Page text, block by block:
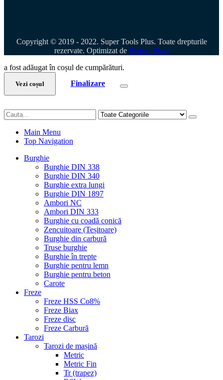
Copyright © 2019 - 2022. Super Tools Plus. Toate drepturile
rezervate. Optimizat de Perfect Pixel
a fost adăugat în coșul de cumpărături.
Vezi coșul Finalizare
Main Menu
Top Navigation
Burghie
Burghie DIN 338
Burghie DIN 340
Burghie extra lungi
Burghie DIN 1897
Ambori NC
Ambori DIN 333
Burghie cu coadă conică
Zencuitoare (Teșitoare)
Burghie din carbură
Truse burghie
Burghie în trepte
Burghie pentru lemn
Burghie pentru beton
Carote
Freze
Freze HSS Co8%
Freze Biax
Freze disc
Freze Carbură
Tarozi
Tarozi de mașină
Metric
Metric Fin
Tr (trapez)